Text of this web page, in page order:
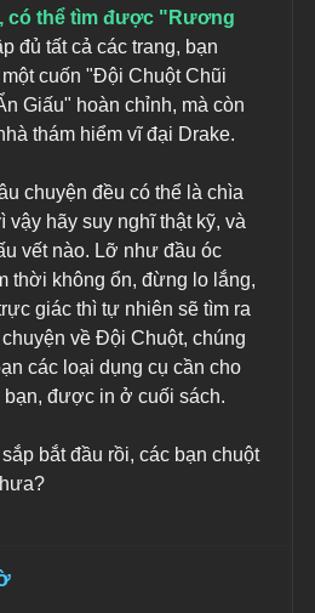
có thể tìm được "Rương
đủ tất cả các trang, bạn
cuốn "Đội Chuột Chũi
Giấu" hoàn chỉnh, mà còn
thám hiểm vĩ đại Drake.
chuyện đều có thể là chìa
vậy hãy suy nghĩ thật kỹ, và
vết nào. Lỡ như đầu óc
thời không ổn, đừng lo lắng,
giác thì tự nhiên sẽ tìm ra
về Đội Chuột, chúng
các loại dụng cụ cần cho
được in ở cuối sách.
bắt đầu rồi, các bạn chuột